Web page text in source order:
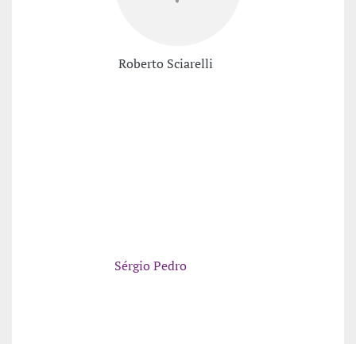
Roberto Sciarelli
Sérgio Pedro